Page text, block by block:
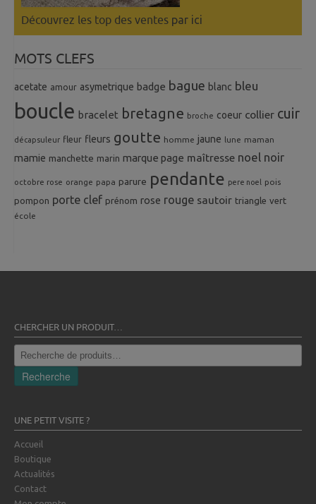
Découvrez les top des ventes par ici
MOTS CLEFS
acetate amour asymetrique badge bague blanc bleu
boucle bracelet bretagne broche coeur collier cuir
décapsuleur fleur fleurs goutte homme jaune lune maman
mamie manchette marin marque page maîtresse noel noir
octobre rose orange papa parure pendante pere noel pois
pompon porte clef prénom rose rouge sautoir triangle vert
école
CHERCHER UN PRODUIT…
Recherche
pour :
Recherche
UNE PETIT VISITE ?
Accueil
Boutique
Actualités
Contact